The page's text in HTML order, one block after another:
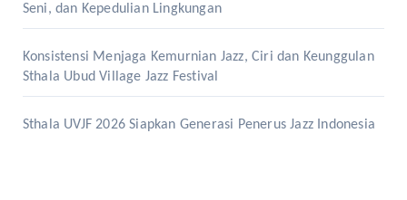
Seni, dan Kepedulian Lingkungan
Konsistensi Menjaga Kemurnian Jazz, Ciri dan Keunggulan
Sthala Ubud Village Jazz Festival
Sthala UVJF 2026 Siapkan Generasi Penerus Jazz Indonesia